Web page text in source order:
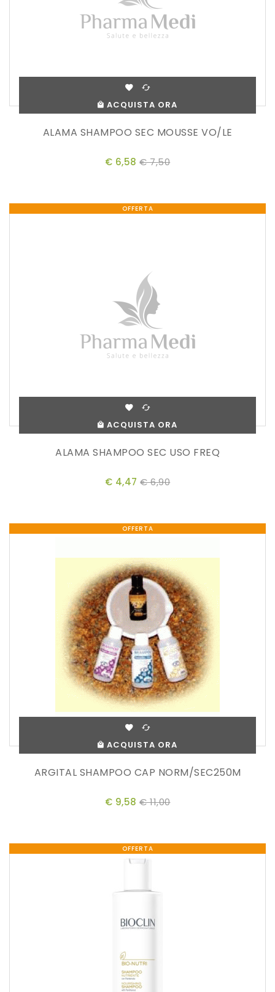
ACQUISTA ORA
ALAMA SHAMPOO SEC MOUSSE VO/LE
€ 6,58 € 7,50
OFFERTA
ACQUISTA ORA
ALAMA SHAMPOO SEC USO FREQ
€ 4,47 € 6,90
OFFERTA
ACQUISTA ORA
ARGITAL SHAMPOO CAP NORM/SEC250M
€ 9,58 € 11,00
OFFERTA